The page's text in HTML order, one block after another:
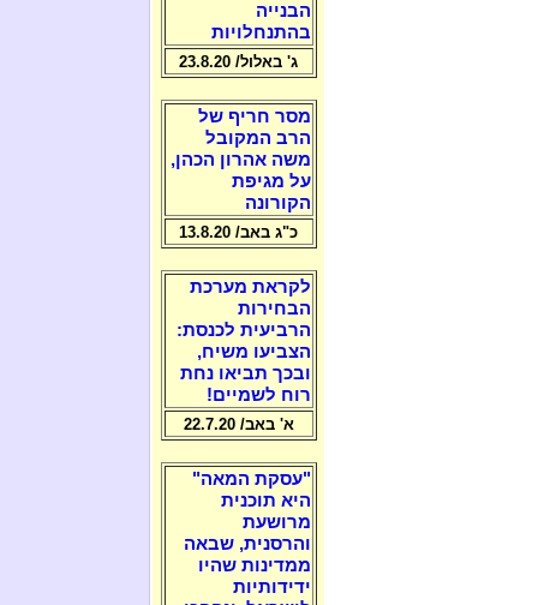
הבנייה
בהתנחלויות
ג' באלול/ 23.8.20
מסר חריף של
הרב המקובל
משה אהרון הכהן,
על מגיפת
הקורונה
כ"ג באב/ 13.8.20
לקראת מערכת
הבחירות
הרביעית לכנסת:
הצביעו משיח,
ובכך תביאו נחת
רוח לשמיים!
א' באב/ 22.7.20
"עסקת המאה"
היא תוכנית
מרושעת
והרסנית, שבאה
ממדינות שהיו
ידידותיות